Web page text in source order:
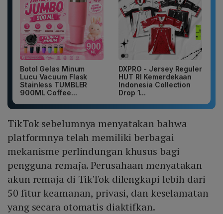
Botol Gelas Minum
Lucu Vacuum Flask
Stainless TUMBLER
900ML Coffee...
DXPRO - Jersey Reguler
HUT RI Kemerdekaan
Indonesia Collection
Drop 1...
TikTok sebelumnya menyatakan bahwa
platformnya telah memiliki berbagai
mekanisme perlindungan khusus bagi
pengguna remaja. Perusahaan menyatakan
akun remaja di TikTok dilengkapi lebih dari
50 fitur keamanan, privasi, dan keselamatan
yang secara otomatis diaktifkan.